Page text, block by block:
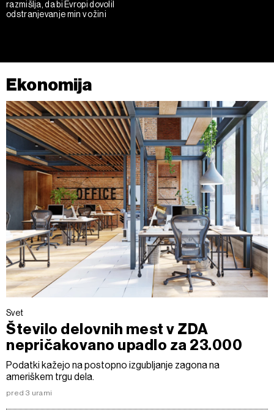
razmišlja, da bi Evropi dovolil
odstranjevanje min v ožini
Ekonomija
Svet
Število delovnih mest v ZDA
nepričakovano upadlo za 23.000
Podatki kažejo na postopno izgubljanje zagona na
ameriškem trgu dela.
pred 3 urami